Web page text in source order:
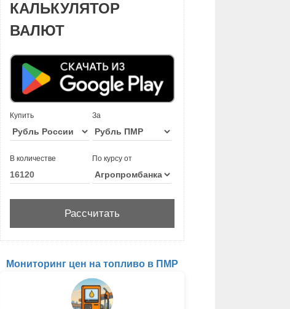
КАЛЬКУЛЯТОР
ВАЛЮТ
Купить За
В количестве По курсу от
Мониторинг цен на топливо в ПМР